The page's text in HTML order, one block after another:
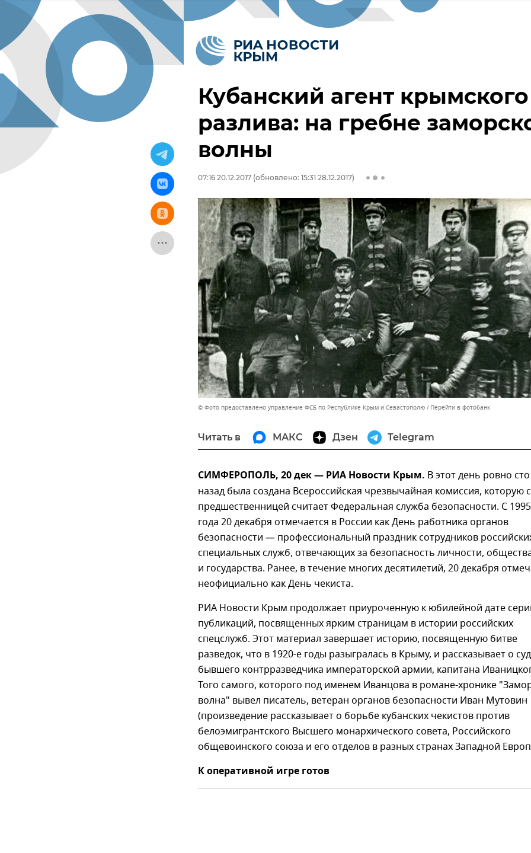
Кубанский агент крымского
разлива: на гребне
волны
07:16 20.12.2017 (обновлено: 15:31 28.12.2017)
© Фото предоставлено управление ФСБ по Республике Крым и Севастополю Перейти в фотобанк
Читать в МАКС Дзен Telegram
СИМФЕРОПОЛЬ, 20 дек — РИА Новости Крым. В этот день ровно
назад была создана Всероссийская чрезвычайная комиссия, которую
предшественницей считает Федеральная служба безопасности. С 1995
года 20 декабря отмечается в России как День работника органов
безопасности — профессиональный праздник сотрудников
специальных служб, отвечающих за безопасность личности,
и государства. Ранее, в течение многих десятилетий, 20 декабря
неофициально как День чекиста.
РИА Новости Крым продолжает приуроченную к юбилейной дате
публикаций, посвященных ярким страницам в истории российских
спецслужб. Этот материал завершает историю, посвященную битве
разведок, что в 1920-е годы разыгралась в Крыму, и рассказывает о
бывшего контрразведчика императорской армии, капитана
Того самого, которого под именем Иванцова в романе-хронике
волна" вывел писатель, ветеран органов безопасности Иван Мутовин
(произведение рассказывает о борьбе кубанских чекистов против
белоэмигрантского Высшего монархического совета, Российского
общевоинского союза и его отделов в разных странах Западной
К оперативной игре готов